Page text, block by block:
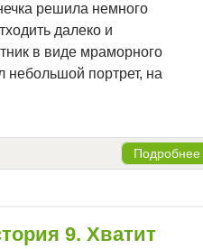
решила немного
далеко и
в виде мраморного
небольшой портрет, на
Подробнее
9. Хватит